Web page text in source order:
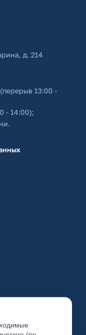
д. 214
13:00 -
- 14:00);